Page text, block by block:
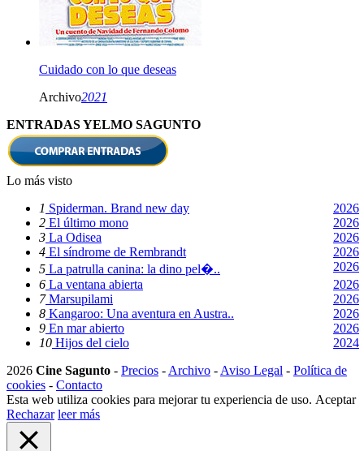
Cuidado con lo que deseas
Archivo2021
ENTRADAS YELMO SAGUNTO
Lo más visto
1 Spiderman. Brand new day
2026
2 El último mono
2026
3 La Odisea
2026
4 El síndrome de Rembrandt
2026
5 La patrulla canina: la dino pel�..
2026
6 La ventana abierta
2026
7Marsupilami
2026
8 Kangaroo: Una aventura en Austra..
2026
9 En mar abierto
2026
10 Hijos del cielo
2024
2026 Cine Sagunto - Precios - Archivo - Aviso Legal - Política de
cookies - Contacto
Esta web utiliza cookies para mejorar tu experiencia de uso. Aceptar
Rechazar leer más